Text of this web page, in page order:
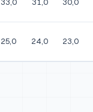
33,0 31,0 30,0
25,0 24,0 23,0